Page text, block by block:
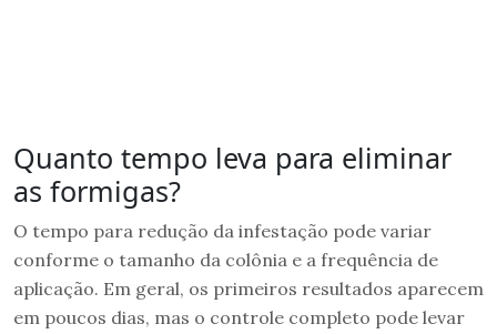
Quanto tempo leva para eliminar
as formigas?
O tempo para redução da infestação pode variar
conforme o tamanho da colônia e a frequência de
aplicação. Em geral, os primeiros resultados aparecem
em poucos dias, mas o controle completo pode levar